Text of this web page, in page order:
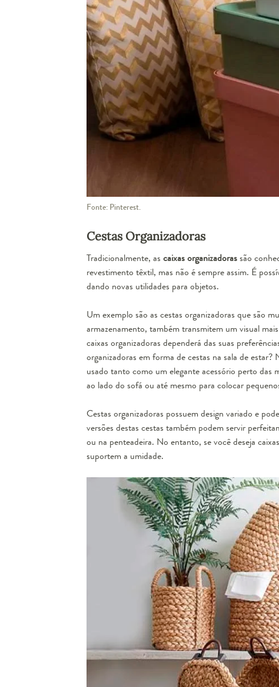
Jogo de
Jogo de
Box
Fonte: Pinterest.
Cestas Organizadoras
Tradicionalmente, as caixas organizadorassão
revestimento têxtil, mas não é sempre assim. É
dando novas utilidades para objetos.
Um exemplo são as cestas organizadoras que são
armazenamento, também transmitem um visual
caixas organizadoras dependerá das suas
organizadoras em forma de cestas na sala de
usado tanto como um eleganteacessório perto das
ao lado do sofá ou até mesmo para colocar
Cestas organizadoras possuem design variado e
versões destas cestas também podem servir
ou na penteadeira. No entanto, se você deseja
suportem a umidade.